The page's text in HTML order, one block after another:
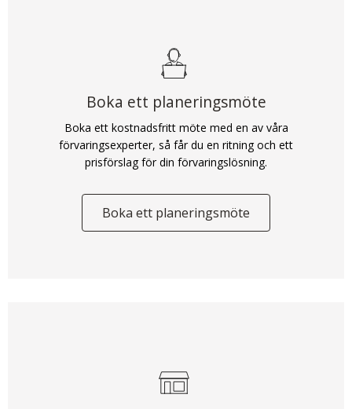
Boka ett planeringsmöte
Boka ett kostnadsfritt möte med en av våra
förvaringsexperter, så får du en ritning och ett
prisförslag för din förvaringslösning.
Boka ett planeringsmöte